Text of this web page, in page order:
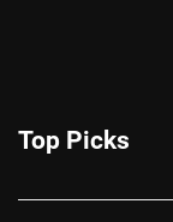
Top Picks